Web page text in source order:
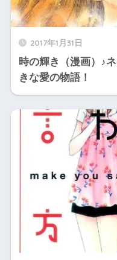
2017年1月31日
時の輝き（漫画）♪
きな愛の物語！